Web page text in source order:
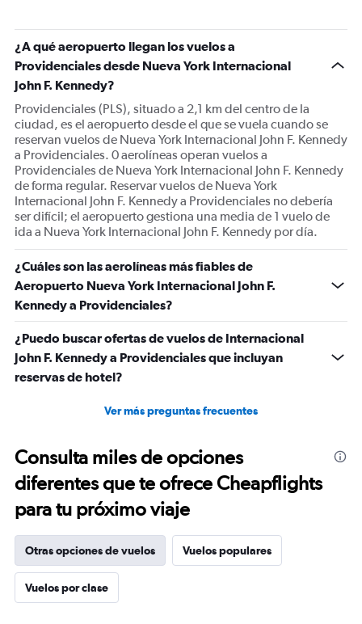
Y
axis
displaying
of
flights.
Range:
0
to
12.
¿A qué aeropuerto llegan los vuelos a
Providenciales desde Nueva York Internacional
John F. Kennedy?
Providenciales (PLS), situado a 2,1 km del centro de la
ciudad, es el aeropuerto desde el que se vuela cuando se
reservan vuelos de Nueva York Internacional John F. Kennedy
a Providenciales. 0 aerolíneas operan vuelos a
Providenciales de Nueva York Internacional John F. Kennedy
de forma regular. Reservar vuelos de Nueva York
Internacional John F. Kennedy a Providenciales no debería
ser difícil; el aeropuerto gestiona una media de 1 vuelo de
ida a Nueva York Internacional John F. Kennedy por día.
¿Cuáles son las aerolíneas más fiables de
Aeropuerto Nueva York Internacional John F.
Kennedy a Providenciales?
¿Puedo buscar ofertas de vuelos de Internacional
John F. Kennedy a Providenciales que incluyan
reservas de hotel?
Ver más preguntas frecuentes
Consulta miles de opciones
diferentes que te ofrece Cheapflights
para tu próximo viaje
Otras opciones de vuelos Vuelos populares
Vuelos por clase